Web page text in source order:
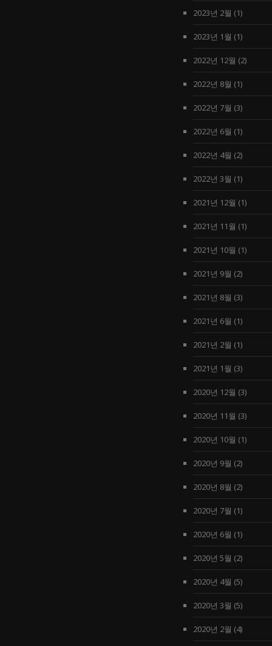
2023년 2월 (1)
2023년 1월 (1)
2022년 12월 (2)
2022년 8월 (1)
2022년 7월 (3)
2022년 6월 (1)
2022년 4월 (2)
2022년 3월 (1)
2021년 12월 (1)
2021년 11월 (1)
2021년 10월 (1)
2021년 9월 (2)
2021년 8월 (3)
2021년 6월 (1)
2021년 2월 (1)
2021년 1월 (3)
2020년 12월 (3)
2020년 11월 (3)
2020년 10월 (1)
2020년 9월 (2)
2020년 8월 (2)
2020년 7월 (1)
2020년 6월 (1)
2020년 5월 (2)
2020년 4월 (5)
2020년 3월 (5)
2020년 2월 (4)